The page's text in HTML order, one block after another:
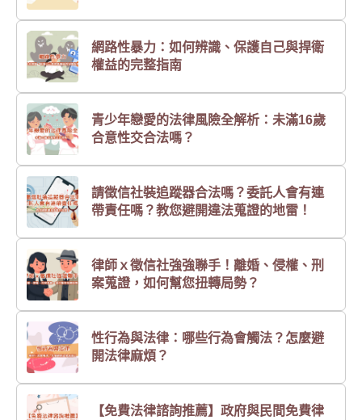
網路性暴力：如何辨識、保護自己與捍衛
權益的完整指南
青少年戀愛的法律風險全解析：未滿16歲
合意性交合法嗎？
請徵信社裝追蹤器合法嗎？委託人會有連
帶責任嗎？教您避開違法蒐證的地雷！
律師ｘ徵信社強強聯手！離婚、侵權、刑
案蒐證，如何幫您扭轉局勢？
性行為與法律：哪些行為會觸法？怎麼避
開法律麻煩？
【免費法律諮詢推薦】政府與民間免費律